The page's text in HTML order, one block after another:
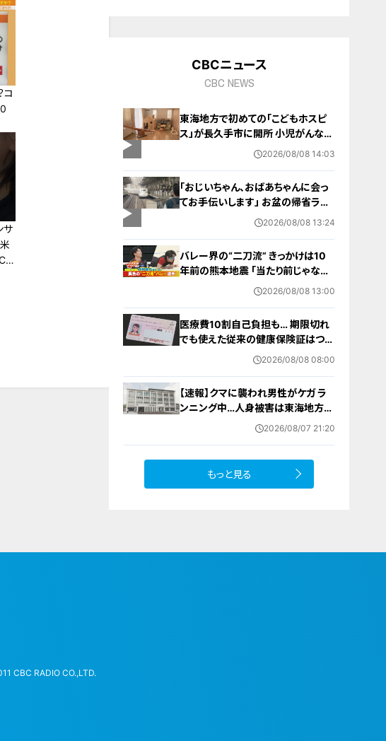
コ
サ
CBCニュース
CBC NEWS
東海地方で初めての「こどもホスピ
ス」が長久手市に開所 小児がんなど
重い病気の子どもと家族を支える施
2026/08/08 14:03
「おじいちゃん、おばあちゃんに会っ
てお手伝いします」 お盆の帰省ラッ
シュが本格化 東海道新幹線下りがピ
2026/08/08 13:24
バレー界の“二刀流” きっかけは10
年前の熊本地震 ｢当たり前じゃなか
った｣ オフシーズンゼロの過酷スケ
2026/08/08 13:00
医療費10割自己負担も… 期限切れ
でも使えた従来の健康保険証はつい
に終了 8月以降起こりうるマイナ保
2026/08/08 08:00
【速報】クマに襲われ男性がケガ ラ
ンニング中…人身被害は東海地方で
今シーズン初めて 岐阜県高山市
2026/08/07 21:20
もっと見る
CBC RADIO CO.,LTD.